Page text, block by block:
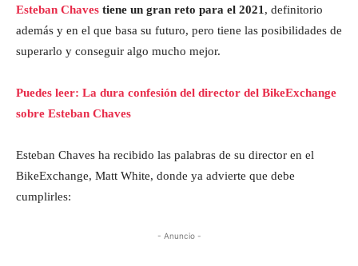
Esteban Chaves tiene un gran reto para el 2021 , definitorio
además y en el que basa su futuro, pero tiene las posibilidades de
superarlo y conseguir algo mucho mejor.
Puedes leer: La dura confesión del director del BikeExchange
sobre Esteban Chaves
Esteban Chaves ha recibido las palabras de su director en el
BikeExchange, Matt White, donde ya advierte que debe
cumplirles:
- Anuncio -